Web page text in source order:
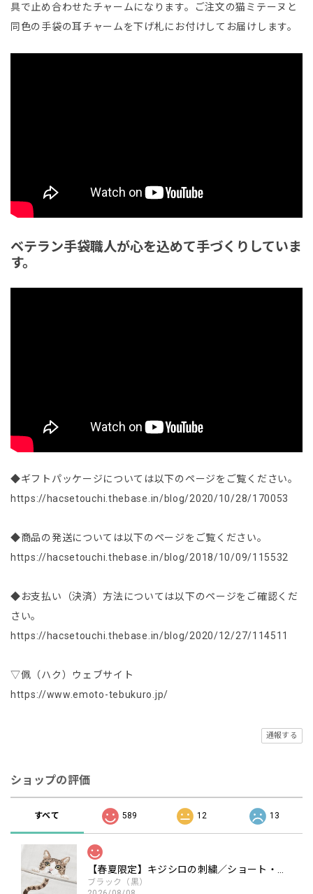
具で止め合わせたチャームになります。ご注文の猫ミテーヌと
同色の手袋の耳チャームを下げ札にお付けしてお届けします。
ベテラン手袋職人が心を込めて手づくりしていま
す。
◆ギフトパッケージについては以下のページをご覧ください。
https://hacsetouchi.thebase.in/blog/2020/10/28/170053
◆商品の発送については以下のページをご覧ください。
https://hacsetouchi.thebase.in/blog/2018/10/09/115532
◆お支払い（決済）方法については以下のページをご確認くだ
さい。
https://hacsetouchi.thebase.in/blog/2020/12/27/114511
▽佩（ハク）ウェブサイト
https://www.emoto-tebukuro.jp/
通報する
ショップの評価
すべて 589 12 13
【春夏限定】キジシロの刺繍／ショート・ロング／東かがわで一貫製造／UVケア／コットン100％
ブラック（黒）